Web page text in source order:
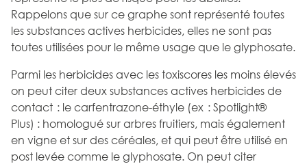
Rappelons que sur ce graphe sont représenté toutes
les substances actives herbicides, elles ne sont pas
toutes utilisées pour le même usage que le glyphosate.
Parmi les herbicides avec les toxiscores les moins élevés
on peut citer deux substances actives herbicides de
contact : le carfentrazone-éthyle (ex : Spotlight®
Plus) : homologué sur arbres fruitiers, mais également
en vigne et sur des céréales, et qui peut être utilisé en
post levée comme le glyphosate. On peut citer